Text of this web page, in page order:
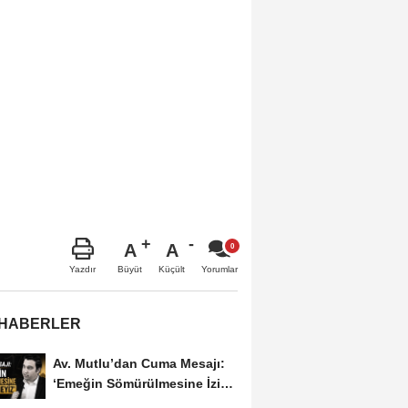
Yazdır
A
Büyüt
A
Küçült Yorumlar
Av. Mutlu’dan Cuma Mesajı:
‘Emeğin Sömürülmesine İzin